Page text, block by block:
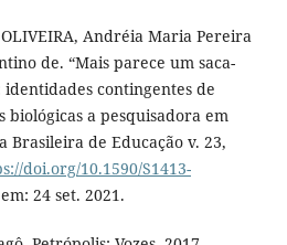
Andréia Maria Pereira
de. “Mais parece um saca-
contingentes de
biológicas a pesquisadora em
Brasileira de Educação v. 23,
doi.org/10.1590/S1413-
24 set. 2021.